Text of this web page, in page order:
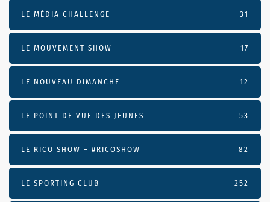
LE MÉDIA CHALLENGE 31
LE MOUVEMENT SHOW 17
LE NOUVEAU DIMANCHE 12
LE POINT DE VUE DES JEUNES 53
LE RICO SHOW – #RICOSHOW 82
LE SPORTING CLUB 252